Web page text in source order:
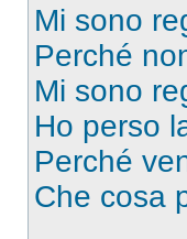
Mi sono
Perché
Mi sono
Ho perso
Perché
Che cosa